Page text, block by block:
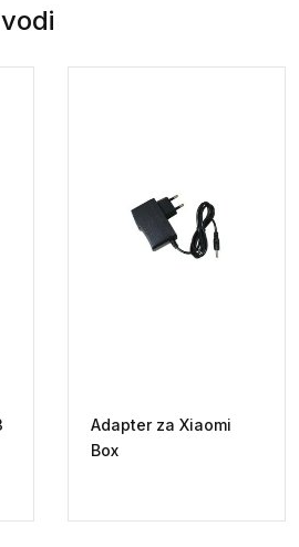
Adapter za Xiaomi
Box